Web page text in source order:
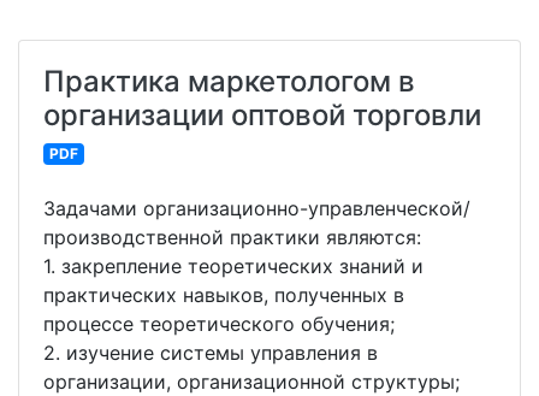
Практика маркетологом в
организации оптовой торговли
PDF
Задачами организационно-управленческой/
производственной практики являются:
1. закрепление теоретических знаний и
практических навыков, полученных в
процессе теоретического обучения;
2. изучение системы управления в
организации, организационной структуры;